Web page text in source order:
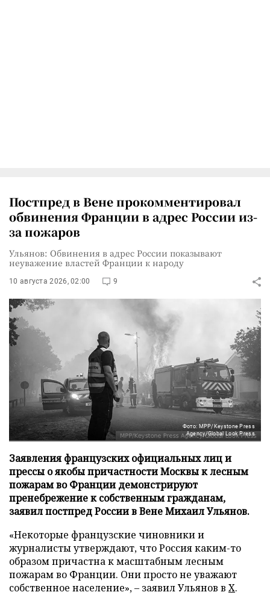
Постпред в Вене прокомментировал
обвинения Франции в адрес России из-
за пожаров
Ульянов: Обвинения в адрес России показывают
неуважение властей Франции к народу
10 августа 2026, 02:00 9
Фото: MPP/Keystone Press
Agency/Global Look Press
Заявления французских официальных лиц и
прессы о якобы причастности Москвы к лесным
пожарам во Франции демонстрируют
пренебрежение к собственным гражданам,
заявил постпред России в Вене Михаил Ульянов.
«Некоторые французские чиновники и
журналисты утверждают, что Россия каким-то
образом причастна к масштабным лесным
пожарам во Франции. Они просто не уважают
собственное население», – заявил Ульянов в X.